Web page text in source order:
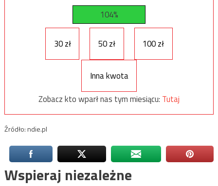
104%
30 zł 50 zł 100 zł
Inna kwota
Zobacz kto wparł nas tym miesiącu: Tutaj
Źródło: ndie.pl
Wspieraj niezależne